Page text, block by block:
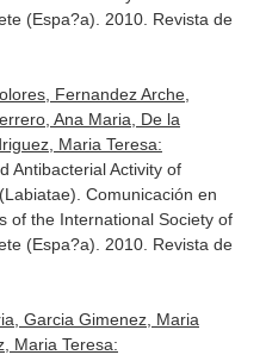
(Espa?a). 2010. Revista de
Fernandez Arche,
Ana Maria, De la
Maria Teresa:
Antibacterial Activity of
Comunicación en
of the International Society of
(Espa?a). 2010. Revista de
Garcia Gimenez, Maria
Maria Teresa: